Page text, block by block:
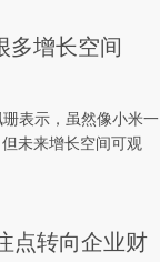
多增长空间
珊表示，虽然像小米一
未来增长空间可观
点转向企业财